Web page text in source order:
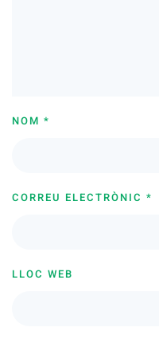
NOM *
CORREU ELECTRÒNIC *
LLOC WEB